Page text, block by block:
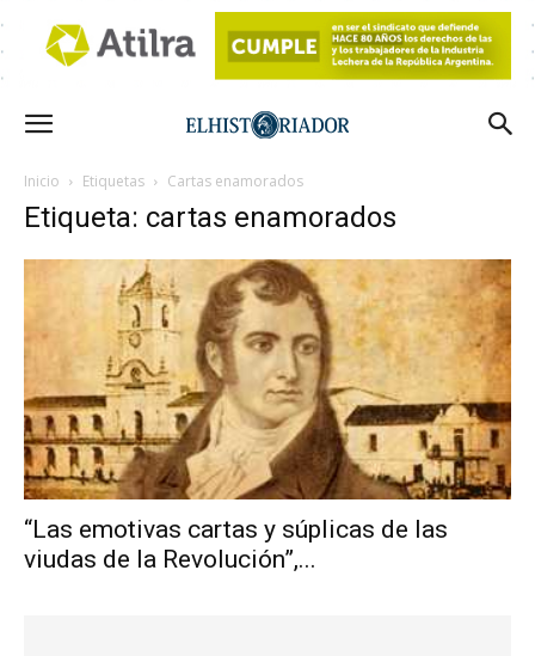
Inicio Etiquetas Cartas enamorados
Etiqueta: cartas enamorados
“Las emotivas cartas y súplicas de las
viudas de la Revolución”,...